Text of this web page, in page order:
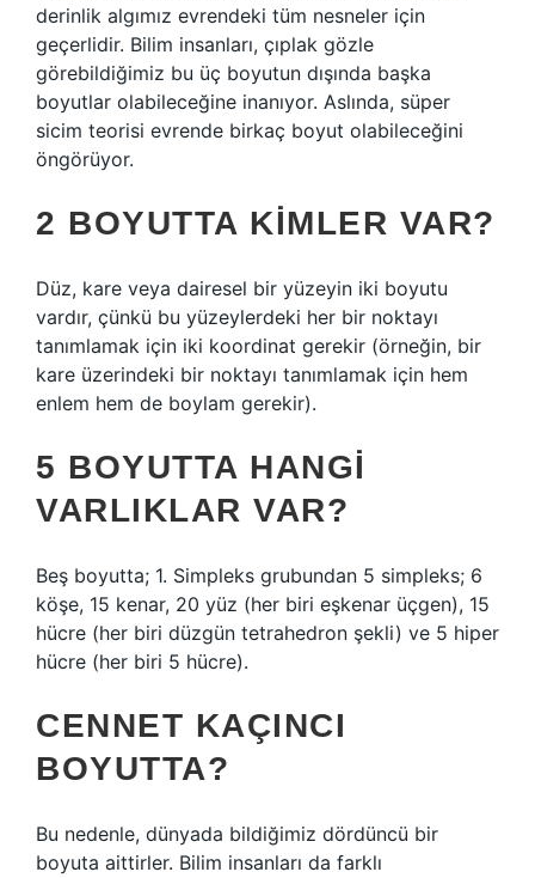
derinlik algımız evrendeki tüm nesneler için
geçerlidir. Bilim insanları, çıplak gözle
görebildiğimiz bu üç boyutun dışında başka
boyutlar olabileceğine inanıyor. Aslında, süper
sicim teorisi evrende birkaç boyut olabileceğini
öngörüyor.
2 BOYUTTA KIMLER VAR?
Düz, kare veya dairesel bir yüzeyin iki boyutu
vardır, çünkü bu yüzeylerdeki her bir noktayı
tanımlamak için iki koordinat gerekir (örneğin, bir
kare üzerindeki bir noktayı tanımlamak için hem
enlem hem de boylam gerekir).
5 BOYUTTA HANGI
VARLIKLAR VAR?
Beş boyutta; 1. Simpleks grubundan 5 simpleks; 6
köşe, 15 kenar, 20 yüz (her biri eşkenar üçgen), 15
hücre (her biri düzgün tetrahedron şekli) ve 5 hiper
hücre (her biri 5 hücre).
CENNET KAÇINCI
BOYUTTA?
Bu nedenle, dünyada bildiğimiz dördüncü bir
boyuta aittirler. Bilim insanları da farklı